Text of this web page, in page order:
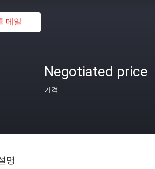
메일
Negotiated price
가격
명